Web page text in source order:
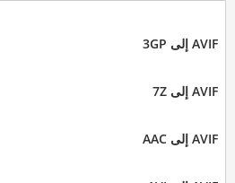
AVIF إلى 3GP
AVIF إلى 7Z
AVIF إلى AAC